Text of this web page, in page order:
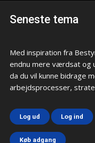
Seneste tema
Med inspiration fra
endnu mere værdsat og
da du vil kunne bidrage
arbejdsprocesser,
Log ud Log ind
Køb adgang